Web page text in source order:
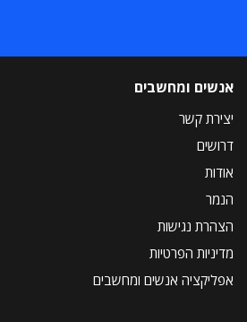
אנשים ומחשבים
יצירת קשר
דרושים
אודות
הנמר
הצהרת נגישות
מדיניות הפרטיות
אפליקציה אנשים ומחשבים